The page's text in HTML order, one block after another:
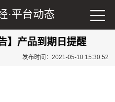
·平台动态
】产品到期日提醒
发布时间：2021-05-10 15:30:52